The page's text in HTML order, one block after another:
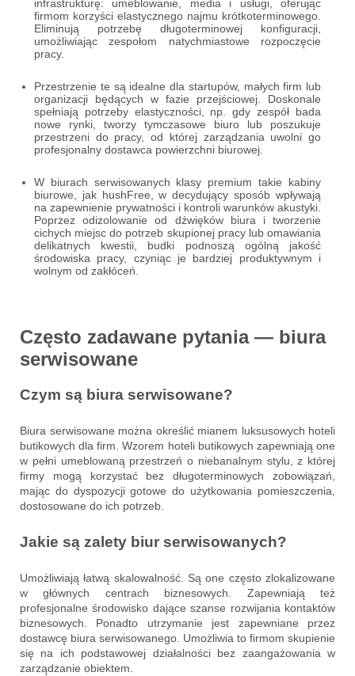
infrastrukturę: umeblowanie, media i usługi, oferując
firmom korzyści elastycznego najmu krótkoterminowego.
Eliminują potrzebę długoterminowej konfiguracji,
umożliwiając zespołom natychmiastowe rozpoczęcie
pracy.
Przestrzenie te są idealne dla startupów, małych firm lub
organizacji będących w fazie przejściowej. Doskonale
spełniają potrzeby elastyczności, np. gdy zespół bada
nowe rynki, tworzy tymczasowe biuro lub poszukuje
przestrzeni do pracy, od której zarządzania uwolni go
profesjonalny dostawca powierzchni biurowej.
W biurach serwisowanych klasy premium takie kabiny
biurowe, jak hushFree, w decydujący sposób wpływają
na zapewnienie prywatności i kontroli warunków akustyki.
Poprzez odizolowanie od dźwięków biura i tworzenie
cichych miejsc do potrzeb skupionej pracy lub omawiania
delikatnych kwestii, budki podnoszą ogólną jakość
środowiska pracy, czyniąc je bardziej produktywnym i
wolnym od zakłóceń.
Często zadawane pytania — biura
serwisowane
Czym są biura serwisowane?
Biura serwisowane można określić mianem luksusowych hoteli
butikowych dla firm. Wzorem hoteli butikowych zapewniają one
w pełni umeblowaną przestrzeń o niebanalnym stylu, z której
firmy mogą korzystać bez długoterminowych zobowiązań,
mając do dyspozycji gotowe do użytkowania pomieszczenia,
dostosowane do ich potrzeb.
Jakie są zalety biur serwisowanych?
Umożliwiają łatwą skalowalność. Są one często zlokalizowane
w głównych centrach biznesowych. Zapewniają też
profesjonalne środowisko dające szanse rozwijania kontaktów
biznesowych. Ponadto utrzymanie jest zapewniane przez
dostawcę biura serwisowanego. Umożliwia to firmom skupienie
się na ich podstawowej działalności bez zaangażowania w
zarządzanie obiektem.